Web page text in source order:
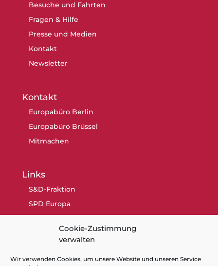
Cookie-Zustimmung
verwalten
Wir verwenden Cookies, um unsere Website und unseren Service
Besuche und Fahrten
Fragen & Hilfe
Presse und Medien
Kontakt
Newsletter
Kontakt
Europabüro Berlin
Europabüro Brüssel
Mitmachen
Links
S&D-Fraktion
SPD Europa